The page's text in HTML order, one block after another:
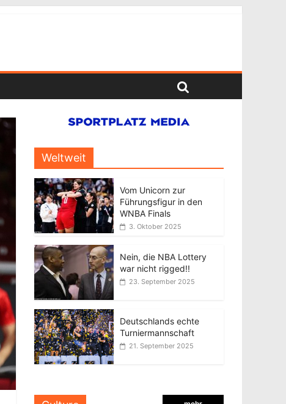
Weltweit
Vom Unicorn zur
Führungsfigur in den
WNBA Finals
3. Oktober 2025
Nein, die NBA Lottery
war nicht rigged!!
23. September 2025
Deutschlands echte
Turniermannschaft
21. September 2025